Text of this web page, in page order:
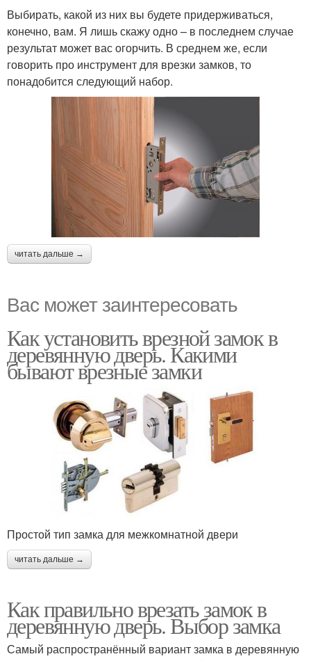
Выбирать, какой из них вы будете придерживаться,
конечно, вам. Я лишь скажу одно – в последнем случае
результат может вас огорчить. В среднем же, если
говорить про инструмент для врезки замков, то
понадобится следующий набор.
читать дальше →
Вас может заинтересовать
Как установить врезной замок в
деревянную дверь. Какими
бывают врезные замки
Простой тип замка для межкомнатной двери
читать дальше →
Как правильно врезать замок в
деревянную дверь. Выбор замка
Самый распространённый вариант замка в деревянную